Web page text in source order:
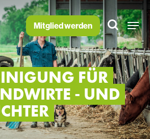
Mitglied werden
FÜR
- UND